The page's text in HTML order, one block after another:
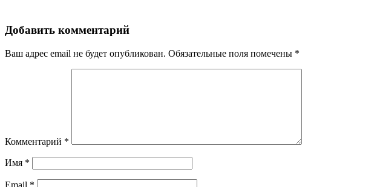
Добавить комментарий
Ваш адрес email не будет опубликован. Обязательные поля помечены *
Комментарий *
Имя *
Email *